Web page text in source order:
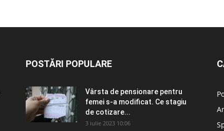
POSTĂRI POPULARE
Vârsta de pensionare pentru
femei s-a modificat. Ce stagiu
de cotizare...
3 iulie 2023 10:06